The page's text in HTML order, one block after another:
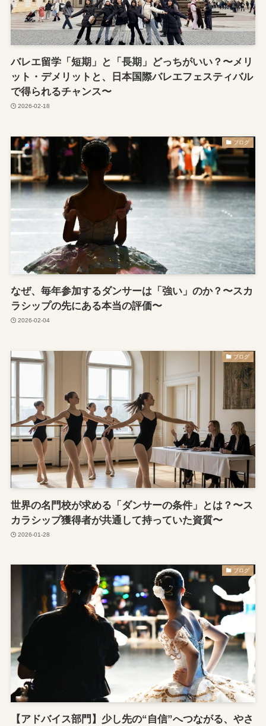
バレエ留学「短期」と「長期」どっちがいい？〜メリ
ット・デメリットと、日本国際バレエフェスティバル
で得られるチャンス〜
2026-02-18
ブログ
なぜ、毎年参加するダンサーは「強い」のか？〜スカ
ラシップの先にある本当の評価〜
2026-02-04
ブログ
世界の名門校が求める「ダンサーの条件」とは？〜ス
カラシップ獲得者が共通して持っていた資質〜
2026-01-28
ブログ
【アドバイス部門】少し先の“自信”へつながる、やさ